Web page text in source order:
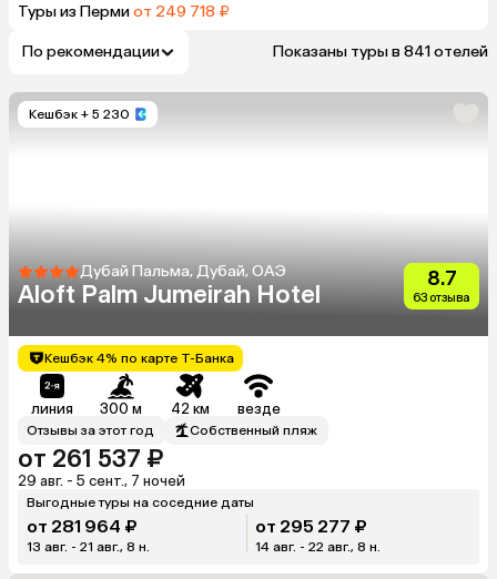
Туры из Пермиот 249 718 ₽
По рекомендации Показаны туры в 841 отелей
Кешбэк + 5 230
Дубай Пальма, Дубай, ОАЭ
Aloft Palm Jumeirah Hotel
8.7
63 отзыва
Кешбэк 4% по карте Т-Банка
линия 300 м 42 км везде
Отзывы за этот год Собственный пляж
от 261 537 ₽
29 авг. - 5 сент., 7 ночей
Выгодные туры на соседние даты
от 281 964 ₽
13 авг. - 21 авг., 8 н.
от 295 277 ₽
14 авг. - 22 авг., 8 н.